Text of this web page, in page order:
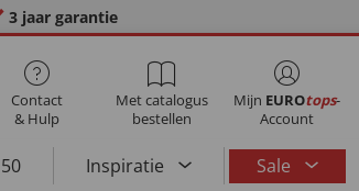
3 jaar garantie
Contact
& Hulp
Met catalogus
bestellen
Mijn EUROtops-
Account
Inspiratie
Sale